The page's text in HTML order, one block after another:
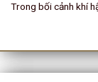
Trong bối cảnh khí